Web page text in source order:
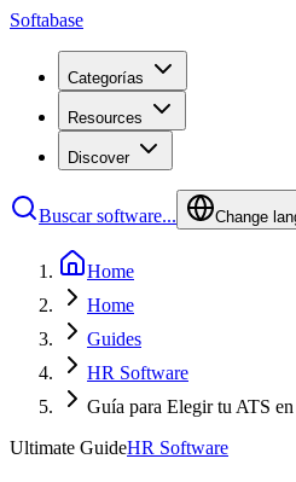
Softabase
Categorías
Resources
Discover
Buscar software... Change
Home
Home
Guides
HR Software
Guía para Elegir tu ATS
Ultimate GuideHR Software